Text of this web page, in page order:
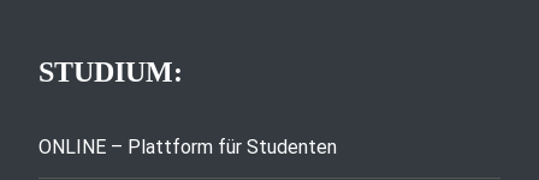
STUDIUM:
ONLINE – Plattform für Studenten